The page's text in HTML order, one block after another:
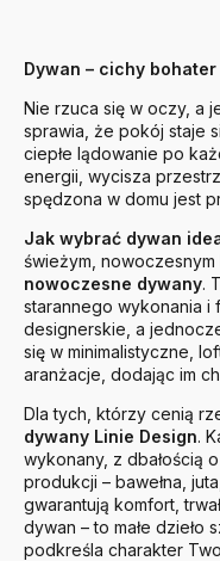
Dywan – cichy
Nie rzuca się w oczy, a
sprawia, że pokój staje
ciepłe lądowanie po
energii, wycisza
spędzona w domu jest
Jak wybrać dywan
świeżym,
nowoczesne dywany.
starannego wykonania i
designerskie, a
się w minimalistyczne,
aranżacje, dodając im
Dla tych, którzy cenią
dywany Linie Design.
wykonany, z dbałością
produkcji – bawełna,
gwarantują komfort,
dywan – to małe dzieło
podkreśla charakter